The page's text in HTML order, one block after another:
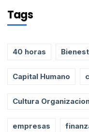
Tags
40 horas
Capital Humano
Cultura
empresas